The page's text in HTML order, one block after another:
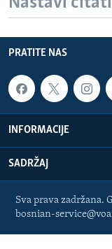
PRATITE NAS
INFORMACIJE
SADRŽAJ
Sva prava zadržana.
bosnian-